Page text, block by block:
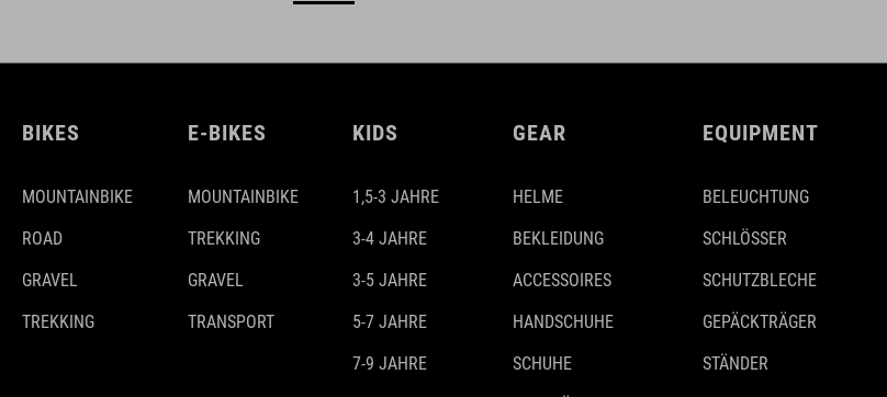
BIKES
MOUNTAINBIKE
ROAD
GRAVEL
TREKKING
E-BIKES
MOUNTAINBIKE
TREKKING
GRAVEL
TRANSPORT
KIDS
1,5-3 JAHRE
3-4 JAHRE
3-5 JAHRE
5-7 JAHRE
7-9 JAHRE
GEAR
HELME
BEKLEIDUNG
ACCESSOIRES
HANDSCHUHE
SCHUHE
EQUIPMENT
BELEUCHTUNG
SCHLÖSSER
SCHUTZBLECHE
GEPÄCKTRÄGER
STÄNDER